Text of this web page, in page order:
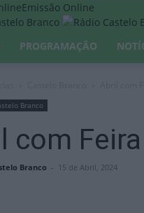
Emissão Online
PROGRAMAÇÃO
Branco
com
Branco - 15 de Abril, 2024